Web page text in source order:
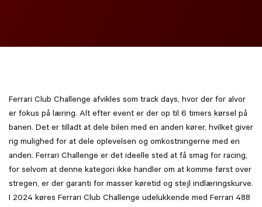
Ferrari Club Challenge afvikles som track days, hvor der for alvor
er fokus på læring. Alt efter event er der op til 6 timers kørsel på
banen. Det er tilladt at dele bilen med en anden kører, hvilket giver
rig mulighed for at dele oplevelsen og omkostningerne med en
anden. Ferrari Challenge er det ideelle sted at få smag for racing,
for selvom at denne kategori ikke handler om at komme først over
stregen, er der garanti for masser køretid og stejl indlæringskurve.
I 2024 køres Ferrari Club Challenge udelukkende med Ferrari 488